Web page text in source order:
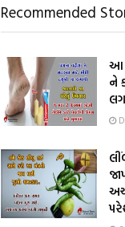
Recommended
આ
ને